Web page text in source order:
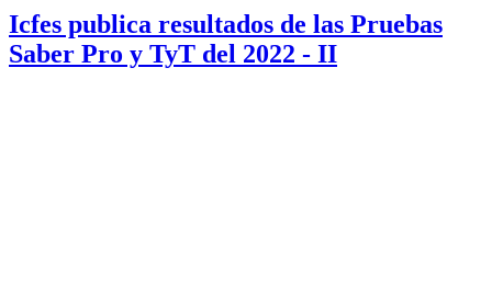
Icfes publica resultados de las Pruebas
Saber Pro y TyT del 2022 - II